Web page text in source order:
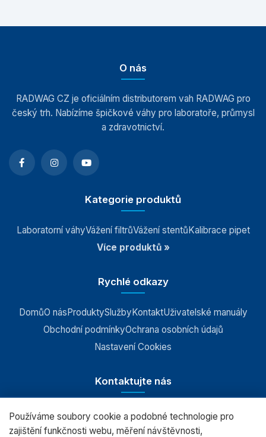
O nás
RADWAG CZ je oficiálním distributorem vah RADWAG pro
český trh. Nabízíme špičkové váhy pro laboratoře, průmysl
a zdravotnictví.
Kategorie produktů
Laboratorní váhyVážení filtrůVážení stentůKalibrace pipet
Více produktů »
Rychlé odkazy
DomůO násProduktySlužbyKontaktUživatelské manuály
Obchodní podmínkyOchrana osobních údajů
Nastavení Cookies
Kontaktujte nás
RADWAG CZ s.r.o., Šumperk
Používáme soubory cookie a podobné technologie pro
zajištění funkčnosti webu, měření návštěvnosti,